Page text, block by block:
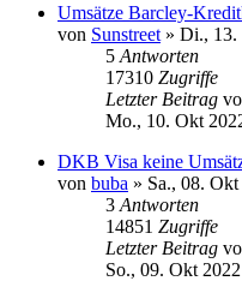
Umsätze Barcley-
von Sunstreet » Di., 13.
5 Antworten
17310 Zugriffe
Letzter Beitrag
Mo., 10. Okt
DKB Visa keine
von buba » Sa., 08.
3 Antworten
14851 Zugriffe
Letzter Beitrag
So., 09. Okt